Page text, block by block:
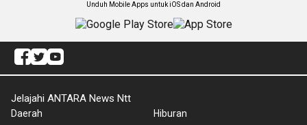
Unduh Mobile Apps untuk iOS dan Android
Jelajahi ANTARA News Ntt
Daerah
Hiburan